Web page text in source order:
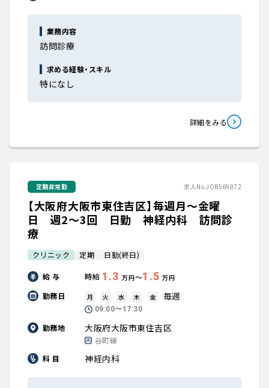
業務内容
訪問診療
求める経験・スキル
特になし
詳細をみる
定期非常勤 求人No.JOB569872
【大阪府大阪市東住吉区】毎週月～金曜
日 週2～3回 日勤 神経内科 訪問診
療
クリニック 定期 日勤(終日)
給 与 時給 1.3 万円〜1.5 万円
勤務日 月 火 水 木 金 毎週
09:00〜17:30
勤務地 大阪府大阪市東住吉区
谷町線
科 目
神経内科